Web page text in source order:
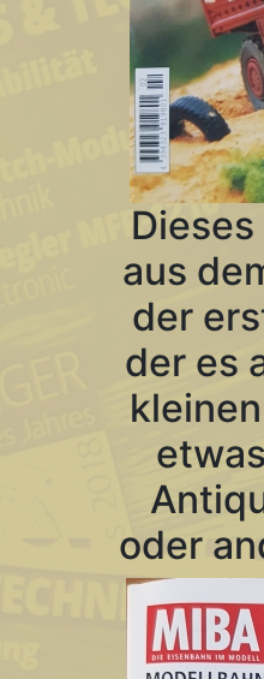
Dieses
aus
der
der es
oder